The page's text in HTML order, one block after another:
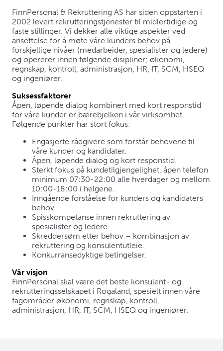
FinnPersonal & Rekruttering AS har siden oppstarten i
2002 levert rekrutteringstjenester til midlertidige og
faste stillinger. Vi dekker alle viktige aspekter ved
ansettelse for å møte våre kunders behov på
forskjellige nivåer (medarbeider, spesialister og ledere)
og opererer innen følgende disipliner; økonomi,
regnskap, kontroll, administrasjon, HR, IT, SCM, HSEQ
og ingeniører.
Suksessfaktorer
Åpen, løpende dialog kombinert med kort responstid
for våre kunder er bærebjelken i vår virksomhet.
Følgende punkter har stort fokus:
Engasjerte rådgivere som forstår behovene til
våre kunder og kandidater.
Åpen, løpende dialog og kort responstid.
Sterkt fokus på kundetilgjengelighet, åpen telefon
minimum 07:30-22:00 alle hverdager og mellom
10:00-18:00 i helgene.
Inngående forståelse for kunders og kandidaters
behov.
Spisskompetanse innen rekruttering av
spesialister og ledere.
Skreddersøm etter behov – kombinasjon av
rekruttering og konsulentutleie.
Konkurransedyktige betingelser.
Vår visjon
FinnPersonal skal være det beste konsulent- og
rekrutteringsselskapet i Rogaland, spesielt innen våre
fagområder økonomi, regnskap, kontroll,
administrasjon, HR, IT, SCM, HSEQ og ingeniører.